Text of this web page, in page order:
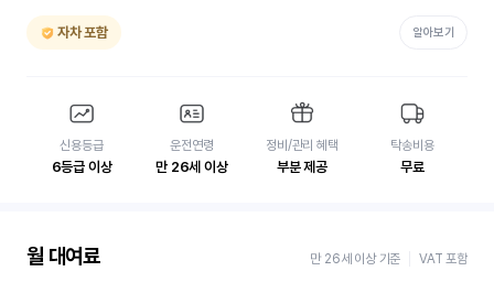
자차 포함 알아보기
신용등급
6등급 이상
운전연령
만 26세 이상
정비/관리 혜택
부분 제공
탁송비용
무료
월 대여료 만 26세 이상 기준 VAT 포함